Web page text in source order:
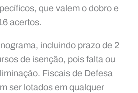
que valem o dobro e
acertos.
incluindo prazo de 2
de isenção, pois falta ou
Fiscais de Defesa
ser lotados em qualquer